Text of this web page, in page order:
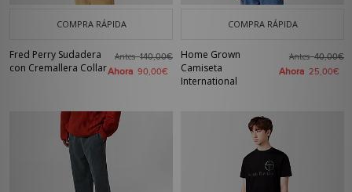
COMPRA RÁPIDA
Fred Perry Sudadera
con Cremallera Collar
Antes140,00€
Ahora 90,00€
COMPRA RÁPIDA
Home Grown
Camiseta
International
Antes40,00€
Ahora 25,00€